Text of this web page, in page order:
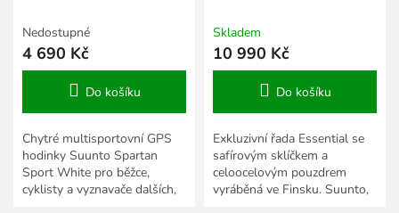
Nedostupné
4 690 Kč
Do košíku
Chytré multisportovní GPS
hodinky Suunto Spartan
Sport White pro běžce,
cyklisty a vyznavače dalších,
Skladem
10 990 Kč
Do košíku
Exkluzivní řada Essential se
safírovým sklíčkem a
celoocelovým pouzdrem
vyráběná ve Finsku. Suunto,